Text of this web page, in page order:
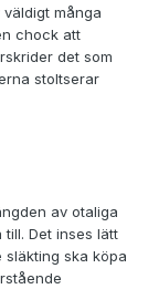
många
chock att
det som
stoltserar
av otaliga
Det inses lätt
ska köpa